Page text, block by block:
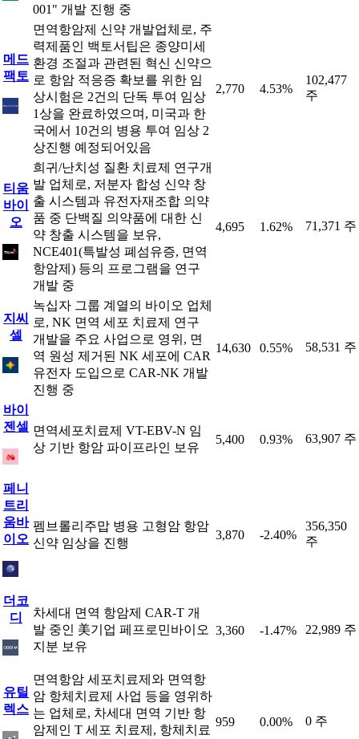
001" 개발 진행 중
메드
팩토
면역항암제 신약 개발업체로, 주
력제품인 백토서팁은 종양미세
환경 조절과 관련된 혁신 신약으
로 항암 적응증 확보를 위한 임
상시험은 2건의 단독 투여 임상
1상을 완료하였으며, 미국과 한
국에서 10건의 병용 투여 임상 2
상진행 예정되어있음
2,770 4.53%
102,477
주
티움
바이
오
희귀/난치성 질환 치료제 연구개
발 업체로, 저분자 합성 신약 창
출 시스템과 유전자재조합 의약
품 중 단백질 의약품에 대한 신
약 창출 시스템을 보유,
NCE401(특발성 폐섬유증, 면역
항암제) 등의 프로그램을 연구
개발 중
4,695 1.62% 71,371 주
지씨
셀
녹십자 그룹 계열의 바이오 업체
로, NK 면역 세포 치료제 연구
개발을 주요 사업으로 영위, 면
역 원성 제거된 NK 세포에 CAR
유전자 도입으로 CAR-NK 개발
진행 중
14,630 0.55% 58,531 주
바이
젠셀 면역세포치료제 VT-EBV-N 임
상 기반 항암 파이프라인 보유
5,400 0.93% 63,907 주
페니
트리
움바
이오
펨브롤리주맙 병용 고형암 항암
신약 임상을 진행
3,870 -2.40%
356,350
주
더코
디
차세대 면역 항암제 CAR-T 개
발 중인 美기업 페프로민바이오
지분 보유
3,360 -1.47% 22,989 주
유틸
렉스
면역항암 세포치료제와 면역항
암 항체치료제 사업 등을 영위하
는 업체로, 차세대 면역 기반 항
암제인 T 세포 치료제, 항체치료
959 0.00% 0 주